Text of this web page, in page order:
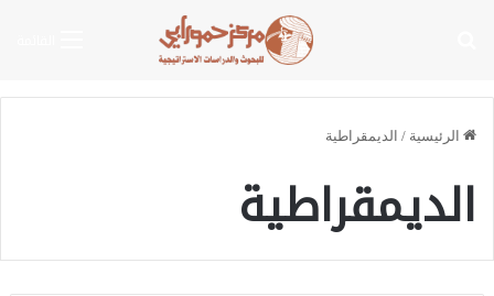
الرئيسية / الديمقراطية
الديمقراطية